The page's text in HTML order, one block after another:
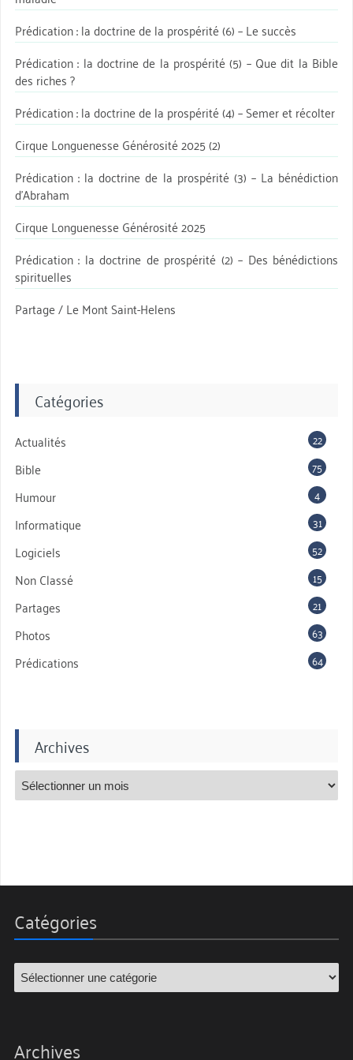
Prédication : la doctrine de la prospérité (6) – Le succès
Prédication : la doctrine de la prospérité (5) – Que dit la Bible
des riches ?
Prédication : la doctrine de la prospérité (4) – Semer et récolter
Cirque Longuenesse Générosité 2025 (2)
Prédication : la doctrine de la prospérité (3) – La bénédiction
d’Abraham
Cirque Longuenesse Générosité 2025
Prédication : la doctrine de prospérité (2) – Des bénédictions
spirituelles
Partage / Le Mont Saint-Helens
Catégories
Actualités 22
Bible 75
Humour 4
Informatique 31
Logiciels 52
Non Classé 15
Partages 21
Photos 63
Prédications 64
Archives
Catégories
Archives